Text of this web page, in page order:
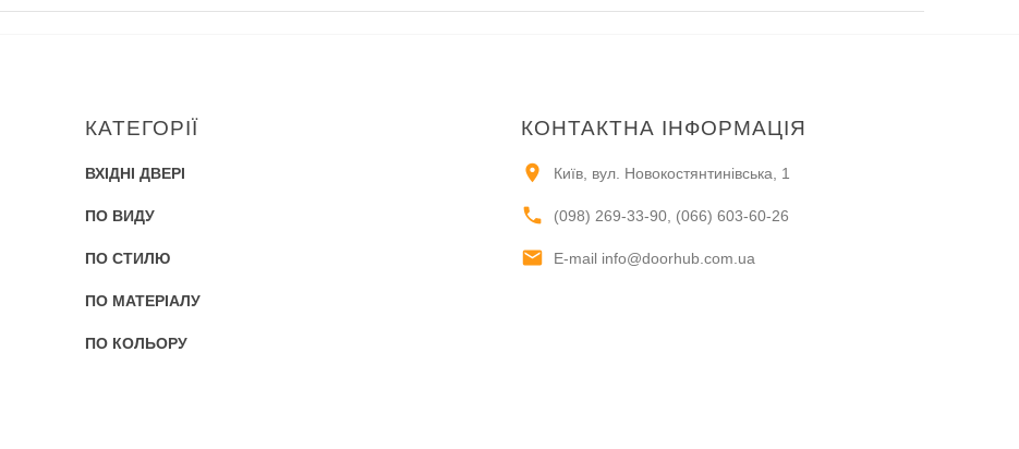
КАТЕГОРІЇ
ВХІДНІ ДВЕРІ
ПО ВИДУ
ПО СТИЛЮ
ПО МАТЕРІАЛУ
ПО КОЛЬОРУ
КОНТАКТНА ІНФОРМАЦІЯ
Київ, вул. Новокостянтинівська, 1
(098) 269-33-90, (066) 603-60-26
E-maіl info@doorhub.com.ua